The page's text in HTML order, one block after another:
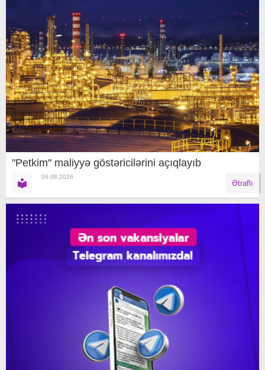
"Petkim" maliyyə göstəricilərini açıqlayıb
06.08.2026
Ətraflı